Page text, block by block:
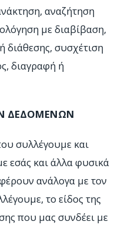
αναζήτηση
με διαβίβαση,
διάθεσης, συσχέτιση
διαγραφή ή
ΔΕΔΟΜΕΝΩΝ
συλλέγουμε και
εσάς και άλλα φυσικά
ανάλογα με τον
το είδος της
που μας συνδέει με